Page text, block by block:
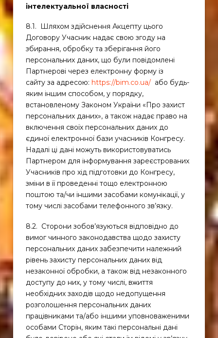
інтелектуальної власності
8.1. Шляхом здійснення Акцепту цього
Договору Учасник надає свою згоду на
збирання, обробку та зберігання його
персональних даних, що були повідомлені
Партнерові через електронну форму із
сайту за адресою: https://bim.co.ua/або будь-
яким іншим способом, у порядку,
встановленому Законом України «Про захист
персональних даних», а також надає право на
включення своїх персональних даних до
єдиної електронної бази учасників Конгресу.
Надалі ці дані можуть використовуватись
Партнером для інформування зареєстрованих
Учасників про хід підготовки до Конгресу,
зміни в її проведенні тощо електронною
поштою та/чи іншими засобами комунікації, у
тому числі засобами телефонного зв’язку.
8.2. Сторони зобов’язуються відповідно до
вимог чинного законодавства щодо захисту
персональних даних забезпечити належний
рівень захисту персональних даних від
незаконної обробки, а також від незаконного
доступу до них, у тому числі, вжиття
необхідних заходів щодо недопущення
розголошення персональних даних
працівниками та/або іншими уповноваженими
особами Сторін, яким такі персональні дані